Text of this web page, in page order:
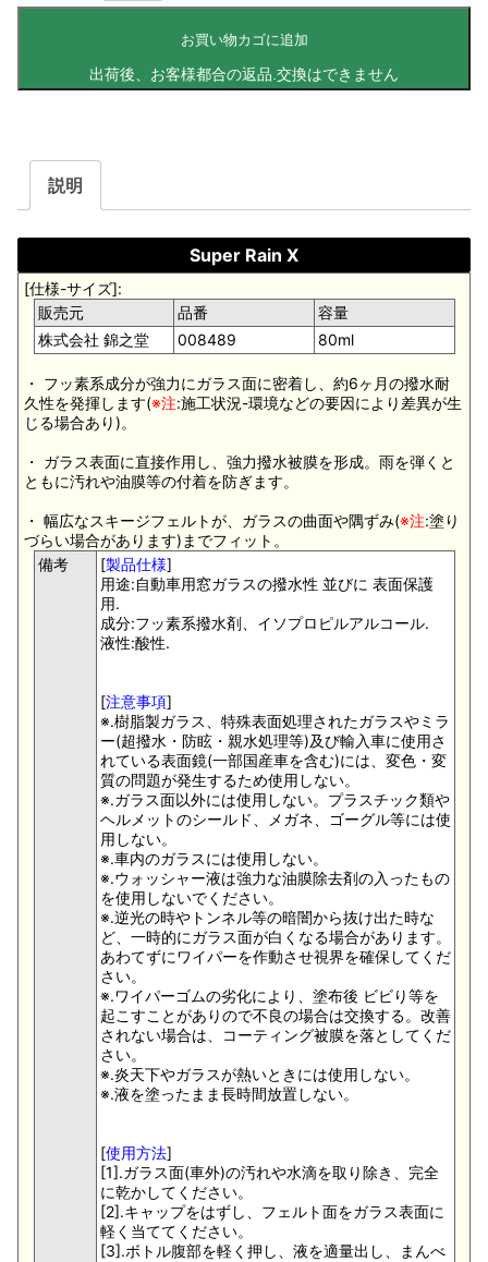
お買い物カゴに追加
説明
Super Rain X
[仕様-サイズ]:
販売元
品番
容量
株式会社 錦之堂
008489 80ml
・ フッ素系成分が強力にガラス面に密着し、約6ヶ月の撥水耐
久性を発揮します(※注:施工状況-環境などの要因により差異が生
じる場合あり)。
・ ガラス表面に直接作用し、強力撥水被膜を形成。雨を弾くと
ともに汚れや油膜等の付着を防ぎます。
・ 幅広なスキージフェルトが、ガラスの曲面や隅ずみ(※注:塗り
づらい場合があります)までフィット。
備考
[製品仕様]
用途:自動車用窓ガラスの撥水性 並びに 表面保護
用.
成分:フッ素系撥水剤、イソプロピルアルコール.
液性:酸性.
[注意事項]
※.樹脂製ガラス、特殊表面処理されたガラスやミラ
ー(超撥水・防眩・親水処理等)及び輸入車に使用さ
れている表面鏡(一部国産車を含む)には、変色・変
質の問題が発生するため使用しない。
※.ガラス面以外には使用しない。プラスチック類や
ヘルメットのシールド、メガネ、ゴーグル等には使
用しない。
※.車内のガラスには使用しない。
※.ウォッシャー液は強力な油膜除去剤の入ったもの
を使用しないでください。
※.逆光の時やトンネル等の暗闇から抜け出た時な
ど、一時的にガラス面が白くなる場合があります。
あわてずにワイパーを作動させ視界を確保してくだ
さい。
※.ワイパーゴムの劣化により、塗布後 ビビり等を
起こすことがありので不良の場合は交換する。改善
されない場合は、コーティング被膜を落としてくだ
さい。
※.炎天下やガラスが熱いときには使用しない。
※.液を塗ったまま長時間放置しない。
[使用方法]
[1].ガラス面(車外)の汚れや水滴を取り除き、完全
に乾かしてください。
[2].キャップをはずし、フェルト面をガラス表面に
軽く当ててください。
[3].ボトル腹部を軽く押し、液を適量出し、まんべ